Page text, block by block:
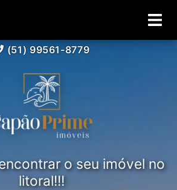
(51) 99561-8779
o seu imóvel no
litoral!!!